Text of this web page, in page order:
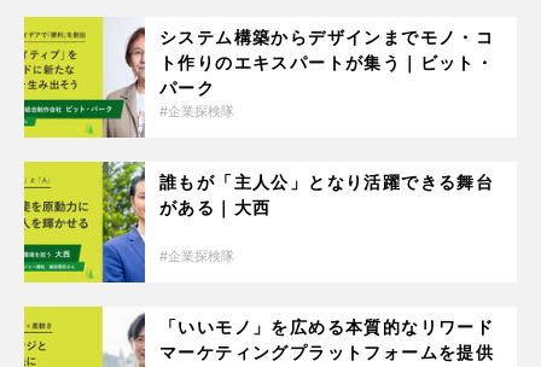
システム構築からデザインまでモノ・コ
ト作りのエキスパートが集う｜ビット・
パーク
企業探検隊
誰もが「主人公」となり活躍できる舞台
がある｜大西
企業探検隊
「いいモノ」を広める本質的なリワード
マーケティングプラットフォームを提供